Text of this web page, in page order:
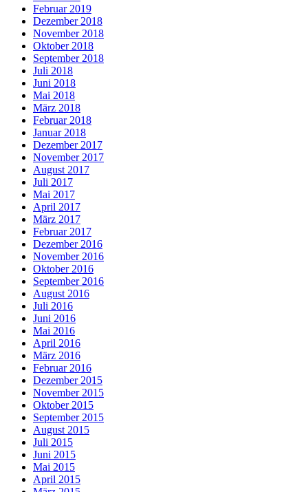
Februar 2019
Dezember 2018
November 2018
Oktober 2018
September 2018
Juli 2018
Juni 2018
Mai 2018
März 2018
Februar 2018
Januar 2018
Dezember 2017
November 2017
August 2017
Juli 2017
Mai 2017
April 2017
März 2017
Februar 2017
Dezember 2016
November 2016
Oktober 2016
September 2016
August 2016
Juli 2016
Juni 2016
Mai 2016
April 2016
März 2016
Februar 2016
Dezember 2015
November 2015
Oktober 2015
September 2015
August 2015
Juli 2015
Juni 2015
Mai 2015
April 2015